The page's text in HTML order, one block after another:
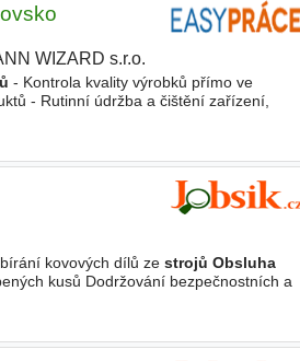
WIZARD s.r.o.
- Kontrola kvality výrobků přímo ve
- Rutinní údržba a čištění zařízení,
kovových dílů ze strojů Obsluha
kusů Dodržování bezpečnostních a